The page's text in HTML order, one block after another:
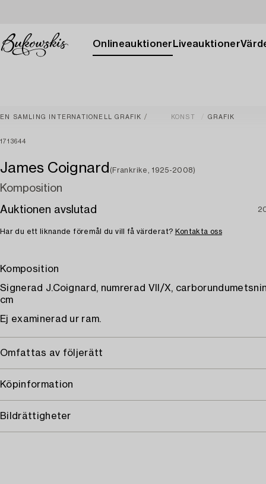
Onlineauktioner Liveauktioner
EN SAMLING INTERNATIONELL GRAFIK KONST GRAFIK
1713644
James Coignard (Frankrike, 1925-2008)
Komposition
Auktionen avslutad
Har du ett liknande föremål du vill få värderat? Kontakta oss
Komposition
Signerad J.Coignard, numrerad VII/X,
cm
Ej examinerad ur ram.
Omfattas av följerätt
Köpinformation
Bildrättigheter